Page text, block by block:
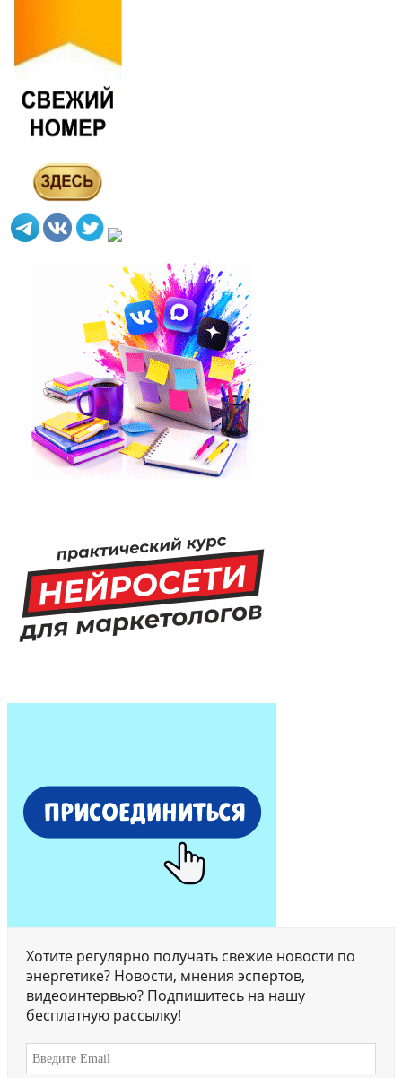
Хотите регулярно получать свежие новости по
энергетике? Новости, мнения эспертов,
видеоинтервью? Подпишитесь на нашу
бесплатную рассылку!